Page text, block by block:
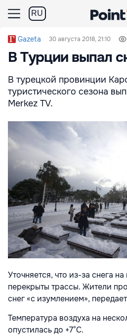
RU
Gazeta 30 августа 2018, 21:10
В Турции выпал
В турецкой провинции
туристического сезона
Merkez TV.
Уточняется, что из-за снега
перекрыты трассы. Жители
снег «с изумлением», передает
Температура воздуха на
опустилась до +7°C.